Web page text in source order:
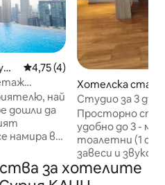
Средна оценка: 4,75 от 5,
4,75 (4)
стая с
+
най
дошли да
намира в
Хотелска стая –
мпур
Студио за 3
център Bangsar
Просторно
удобно до 3 - ма
тоалетни (1 с
завеси и
добър нощен
пешеходно
за хотелите